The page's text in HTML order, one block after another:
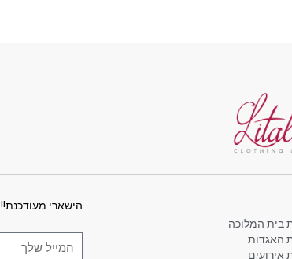
בית המלוכה
האגדות
אירועים
הישארי מעודכנת!!